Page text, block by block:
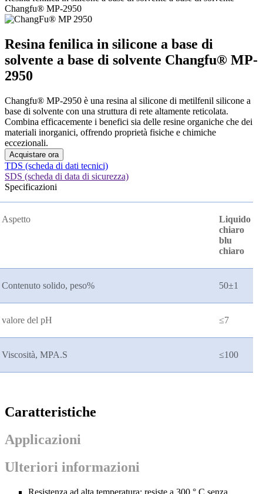
Changfu® MP-2950
Resina fenilica in silicone a base di
solvente a base di solvente Changfu® MP-
2950
Changfu® MP-2950 è una resina al silicone di metilfenil silicone a
base di solvente con una struttura di rete altamente reticolata.
Combina efficacemente i benefici sia delle resine organiche che dei
materiali inorganici, offrendo proprietà fisiche e chimiche
eccezionali.
Acquistare ora
TDS (scheda di dati tecnici)
SDS (scheda di data di sicurezza)
Specificazioni
Aspetto
Liquido
chiaro
blu
chiaro
Contenuto solido, peso% 50±1
valore del pH ≤7
Viscosità, MPA.S ≤100
Caratteristiche
Applicazioni
Ulteriori informazioni
Resistenza ad alta temperatura: resiste a 300 ° C senza